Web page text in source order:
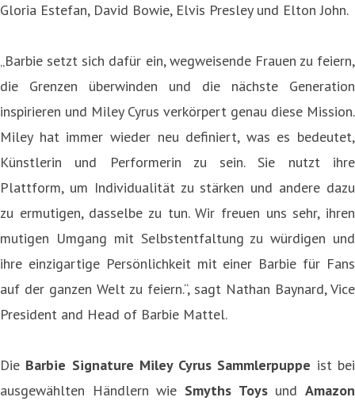
Gloria Estefan, David Bowie, Elvis Presley und Elton John.
„Barbie setzt sich dafür ein, wegweisende Frauen zu feiern,
die Grenzen überwinden und die nächste Generation
inspirieren und Miley Cyrus verkörpert genau diese Mission.
Miley hat immer wieder neu definiert, was es bedeutet,
Künstlerin und Performerin zu sein. Sie nutzt ihre
Plattform, um Individualität zu stärken und andere dazu
zu ermutigen, dasselbe zu tun. Wir freuen uns sehr, ihren
mutigen Umgang mit Selbstentfaltung zu würdigen und
ihre einzigartige Persönlichkeit mit einer Barbie für Fans
auf der ganzen Welt zu feiern.“, sagt Nathan Baynard, Vice
President and Head of Barbie Mattel.
Die Barbie Signature Miley Cyrus Sammlerpuppe ist bei
ausgewählten Händlern wie Smyths ToysundAmazon